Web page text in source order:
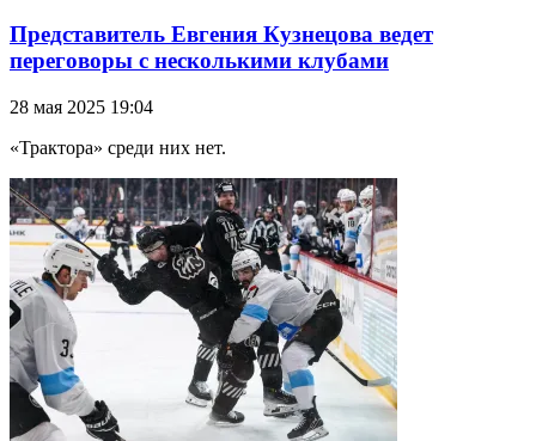
Представитель Евгения Кузнецова ведет
переговоры с несколькими клубами
28 мая 2025 19:04
«Трактора» среди них нет.